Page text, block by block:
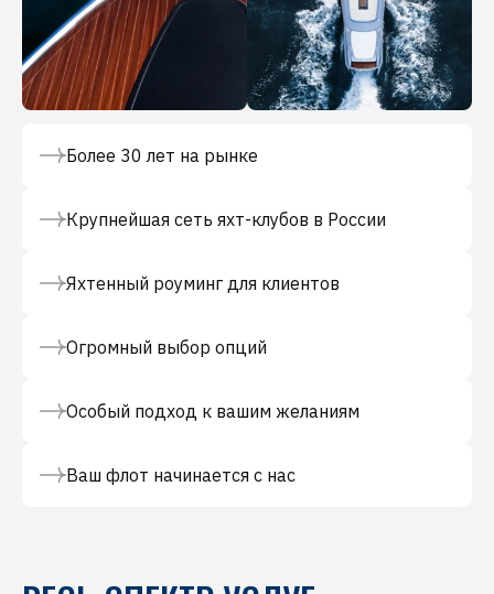
Более 30 лет на рынке
Крупнейшая сеть яхт-клубов в России
Яхтенный роуминг для клиентов
Огромный выбор опций
Особый подход к вашим желаниям
Ваш флот начинается с нас